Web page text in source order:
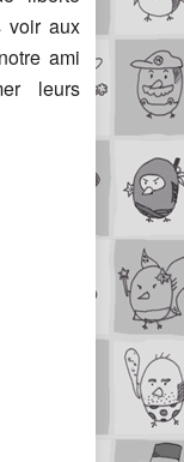
voir aux
ami
leurs